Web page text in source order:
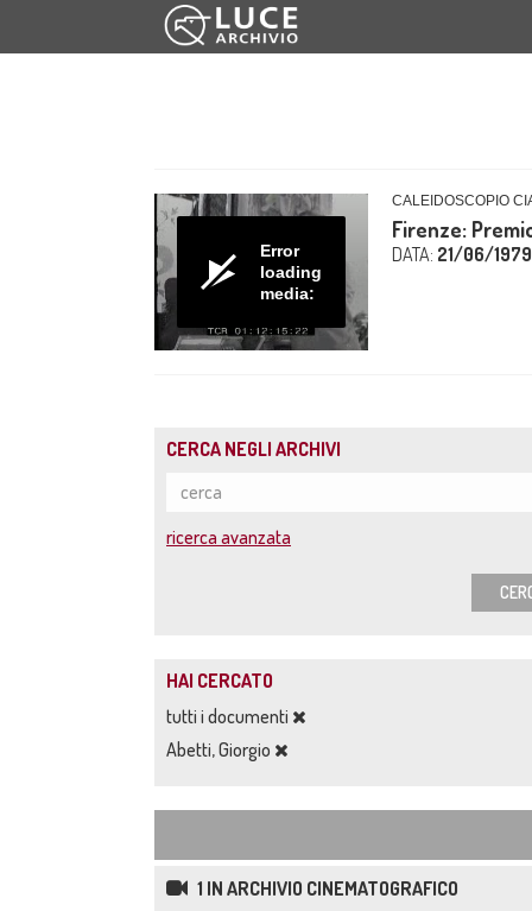
Error
loading
media:
CALEIDOSCOPIO
Firenze:
DATA: 21/06/1979
CERCA NEGLI ARCHIVI
ricerca avanzata
HAI CERCATO
tutti i documenti
Abetti, Giorgio
1 IN ARCHIVIO CINEMATOGRAFICO